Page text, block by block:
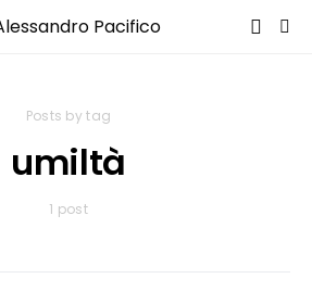
Posts by tag
umiltà
1 post